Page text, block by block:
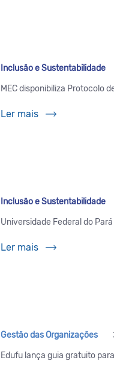
Inclusão e Sustentabilidade
MEC disponibiliza Protocolo
Ler mais
Inclusão e Sustentabilidade
Universidade Federal do
Ler mais
Gestão das Organizações
Edufu lança guia gratuito